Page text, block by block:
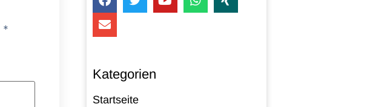
*
Kategorien
Startseite